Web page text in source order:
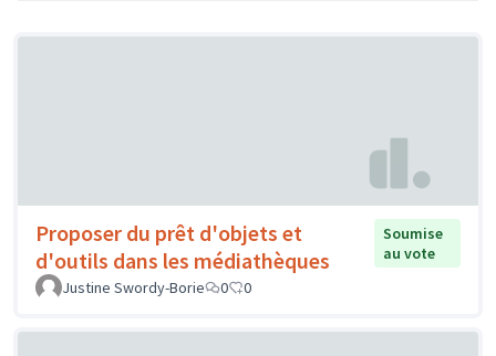
Proposer du prêt d'objets et
d'outils dans les médiathèques
Soumise
au vote
Justine Swordy-Borie
0 0